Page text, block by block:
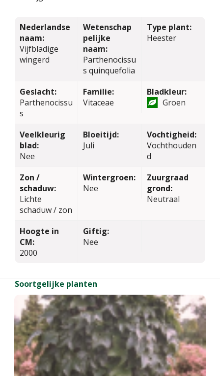
Nederlandse
naam:
Vijfbladige
wingerd
Wetenschap
pelijke
naam:
Parthenocissu
s quinquefolia
Type plant:
Heester
Geslacht:
Parthenocissu
s
Familie:
Vitaceae
Bladkleur:
Groen
Veelkleurig
blad:
Nee
Bloeitijd:
Juli
Vochtigheid:
Vochthouden
d
Zon /
schaduw:
Lichte
schaduw / zon
Wintergroen:
Nee
Zuurgraad
grond:
Neutraal
Hoogte in
CM:
2000
Giftig:
Nee
Soortgelijke planten